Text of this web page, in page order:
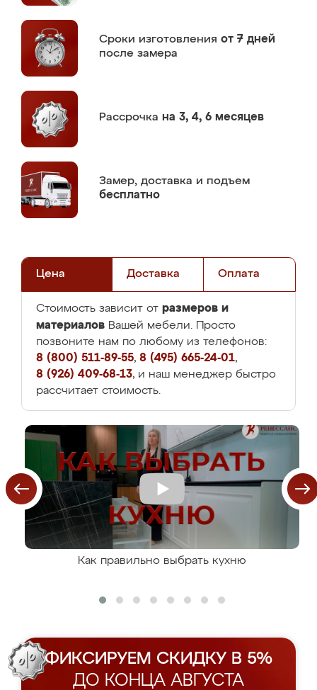
Сроки изготовления от 7 дней
после замера
Рассрочка на 3, 4, 6 месяцев
Замер, доставка и подъем
бесплатно
Цена Доставка Оплата
Стоимость зависит от размеров и
материалов Вашей мебели. Просто
позвоните нам по любому из телефонов:
8 (800) 511-89-55, 8 (495) 665-24-01,
8 (926) 409-68-13, и наш менеджер быстро
рассчитает стоимость.
Как правильно выбрать кухню
ФИКСИРУЕМ СКИДКУ В 5%
ДО КОНЦА АВГУСТА